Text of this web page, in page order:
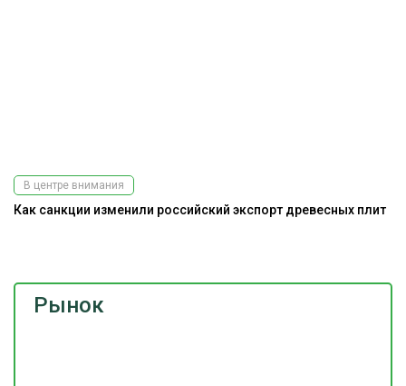
Рынок
В центре внимания
Как санкции изменили российский экспорт древесных плит